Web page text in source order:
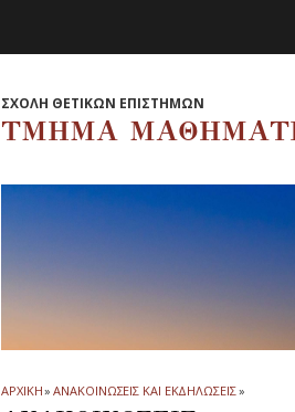
ΣΧΟΛΗ ΘΕΤΙΚΩΝ ΕΠΙΣΤΗΜΩΝ
ΤΜΗΜΑ
ΑΡΧΙΚΗ» ΑΝΑΚΟΙΝΩΣΕΙΣ ΚΑΙ ΕΚΔΗΛΩΣΕΙΣ»